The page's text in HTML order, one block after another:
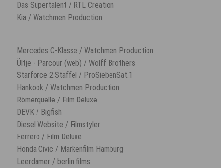
Das Supertalent / RTL Creation
Kia / Watchmen Production
Mercedes C-Klasse / Watchmen Production
Ültje - Parcour (web) / Wolff Brothers
Starforce 2.Staffel / ProSiebenSat.1
Hankook / Watchmen Production
Römerquelle / Film Deluxe
DEVK / Bigfish
Diesel Website / Filmstyler
Ferrero / Film Deluxe
Honda Civic / Markenfilm Hamburg
Leerdamer / berlin films